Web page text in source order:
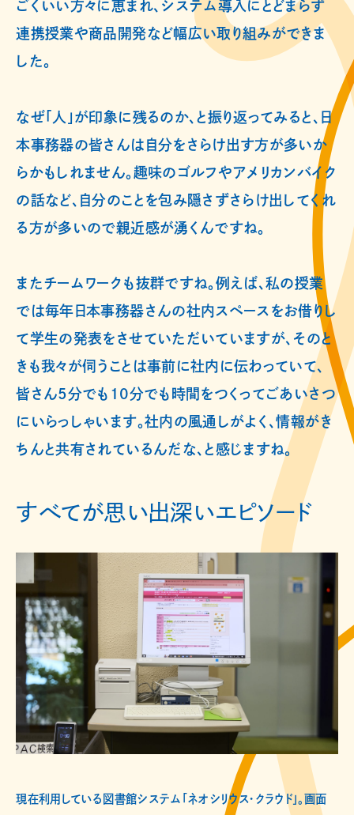
ごくいい方々に恵まれ、システム導入にとどまらず
連携授業や商品開発など幅広い取り組みができま
した。
なぜ「人」が印象に残るのか、と振り返ってみると、日
本事務器の皆さんは自分をさらけ出す方が多いか
らかもしれません。趣味のゴルフやアメリカンバイク
の話など、自分のことを包み隠さずさらけ出してくれ
る方が多いので親近感が湧くんですね。
またチームワークも抜群ですね。例えば、私の授業
では毎年日本事務器さんの社内スペースをお借りし
て学生の発表をさせていただいていますが、そのと
きも我々が伺うことは事前に社内に伝わっていて、
皆さん5分でも10分でも時間をつくってごあいさつ
にいらっしゃいます。社内の風通しがよく、情報がき
ちんと共有されているんだな、と感じますね。
すべてが思い出深いエピソード
現在利用している図書館システム「ネオシリウス・クラウド」。画面